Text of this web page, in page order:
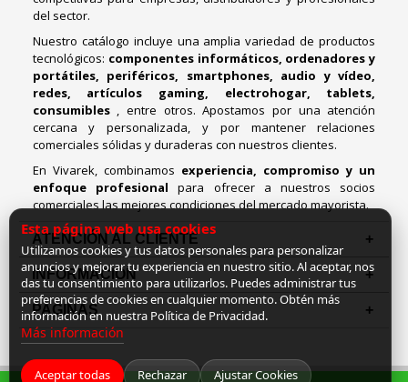
del sector.
Nuestro catálogo incluye una amplia variedad de productos
tecnológicos: componentes informáticos, ordenadores y
portátiles, periféricos, smartphones, audio y vídeo,
redes, artículos gaming, electrohogar, tablets,
consumibles , entre otros. Apostamos por una atención
cercana y personalizada, y por mantener relaciones
comerciales sólidas y duraderas con nuestros clientes.
En Vivarek, combinamos experiencia, compromiso y un
enfoque profesionalpara ofrecer a nuestros socios
comerciales las mejores condiciones del mercado mayorista.
ATENCIÓN AL CLIENTE
INFORMACION
PAGINAS
Esta página web usa cookies
Utilizamos cookies y tus datos personales para personalizar
anuncios y mejorar tu experiencia en nuestro sitio. Al aceptar, nos
das tu consentimiento para utilizarlos. Puedes administrar tus
preferencias de cookies en cualquier momento. Obtén más
información en nuestra Política de Privacidad.
Más información
Aceptar todas Rechazar Ajustar Cookies